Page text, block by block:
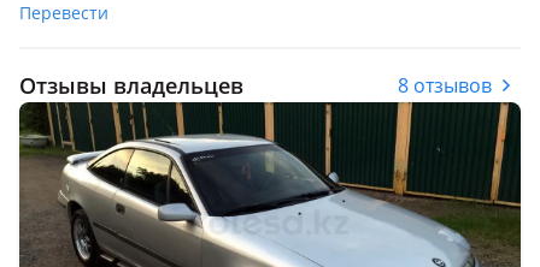
Перевести
Отзывы владельцев 8 отзывов